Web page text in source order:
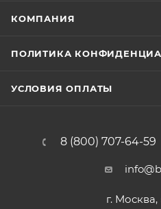
КОМПАНИЯ
ПОЛИТИКА
УСЛОВИЯ ОПЛАТЫ
8 (800) 707-64-59
г. Москва,